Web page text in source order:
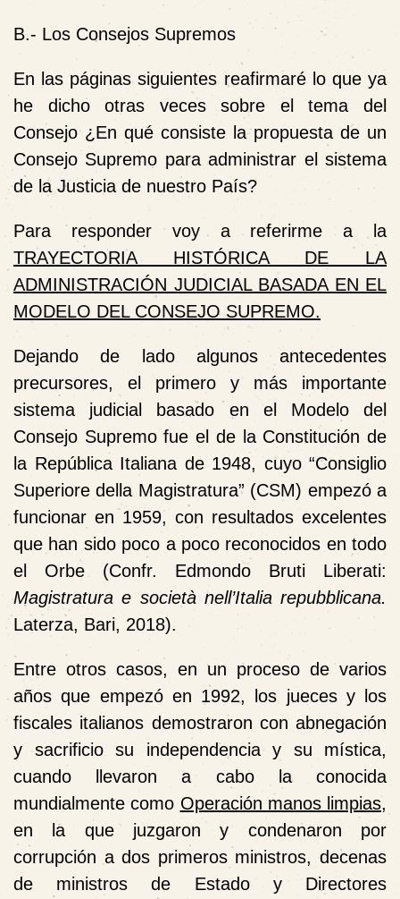
B.- Los Consejos Supremos
En las páginas siguientes reafirmaré lo que ya
he dicho otras veces sobre el tema del
Consejo ¿En qué consiste la propuesta de un
Consejo Supremo para administrar el sistema
de la Justicia de nuestro País?
Para responder voy a referirme a la
TRAYECTORIA HISTÓRICA DE LA
ADMINISTRACIÓN JUDICIAL BASADA EN EL
MODELO DEL CONSEJO SUPREMO.
Dejando de lado algunos antecedentes
precursores, el primero y más importante
sistema judicial basado en el Modelo del
Consejo Supremo fue el de la Constitución de
la República Italiana de 1948, cuyo “Consiglio
Superiore della Magistratura” (CSM) empezó a
funcionar en 1959, con resultados excelentes
que han sido poco a poco reconocidos en todo
el Orbe (Confr. Edmondo Bruti Liberati:
Magistratura e società nell’Italia repubblicana.
Laterza, Bari, 2018).
Entre otros casos, en un proceso de varios
años que empezó en 1992, los jueces y los
fiscales italianos demostraron con abnegación
y sacrificio su independencia y su mística,
cuando llevaron a cabo la conocida
mundialmente como Operación manos limpias,
en la que juzgaron y condenaron por
corrupción a dos primeros ministros, decenas
de ministros de Estado y Directores